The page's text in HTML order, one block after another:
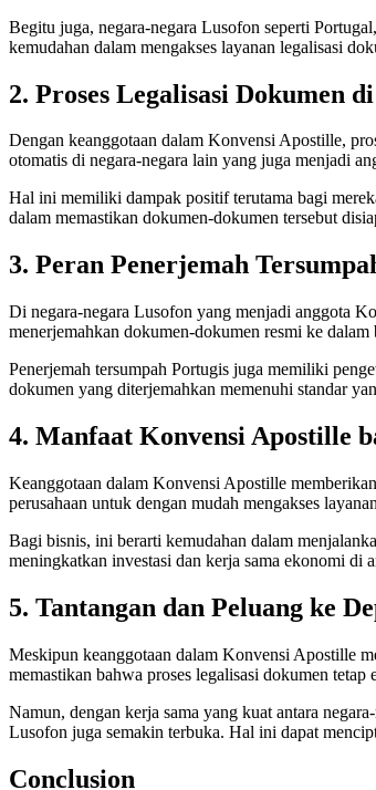
Begitu juga, negara-negara Lusofon seperti
kemudahan dalam mengakses layanan legalisasi
2. Proses Legalisasi Dokumen
Dengan keanggotaan dalam Konvensi Apostille,
otomatis di negara-negara lain yang juga menjadi
Hal ini memiliki dampak positif terutama bagi
dalam memastikan dokumen-dokumen tersebut
3. Peran Penerjemah
Di negara-negara Lusofon yang menjadi anggota
menerjemahkan dokumen-dokumen resmi ke dalam
Penerjemah tersumpah Portugis juga memiliki
dokumen yang diterjemahkan memenuhi standar
4. Manfaat Konvensi Apostille
Keanggotaan dalam Konvensi Apostille
perusahaan untuk dengan mudah mengakses
Bagi bisnis, ini berarti kemudahan dalam
meningkatkan investasi dan kerja sama ekonomi di
5. Tantangan dan Peluang ke
Meskipun keanggotaan dalam Konvensi Apostille
memastikan bahwa proses legalisasi dokumen
Namun, dengan kerja sama yang kuat antara
Lusofon juga semakin terbuka. Hal ini dapat
Conclusion